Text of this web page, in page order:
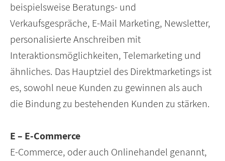
beispielsweise Beratungs- und
Verkaufsgespräche, E-Mail Marketing, Newsletter,
personalisierte Anschreiben mit
Interaktionsmöglichkeiten, Telemarketing und
ähnliches. Das Hauptziel des Direktmarketings ist
es, sowohl neue Kunden zu gewinnen als auch
die Bindung zu bestehenden Kunden zu stärken.
E – E-Commerce
E-Commerce, oder auch Onlinehandel genannt,